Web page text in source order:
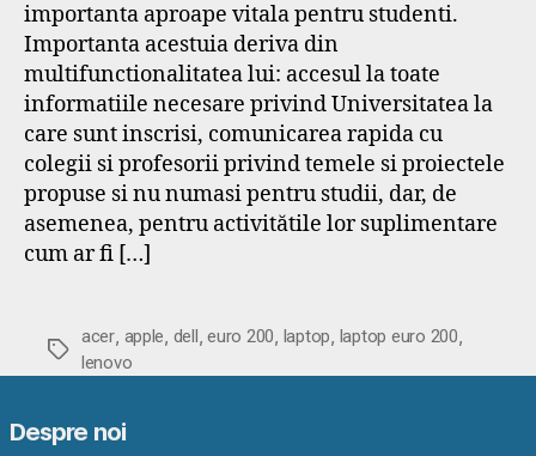
importanta aproape vitala pentru studenti.
Importanta acestuia deriva din
multifunctionalitatea lui: accesul la toate
informatiile necesare privind Universitatea la
care sunt inscrisi, comunicarea rapida cu
colegii si profesorii privind temele si proiectele
propuse si nu numasi pentru studii, dar, de
asemenea, pentru activitătile lor suplimentare
cum ar fi […]
Etichete
acer, apple, dell,euro 200, laptop, laptop euro 200,
lenovo
Despre noi